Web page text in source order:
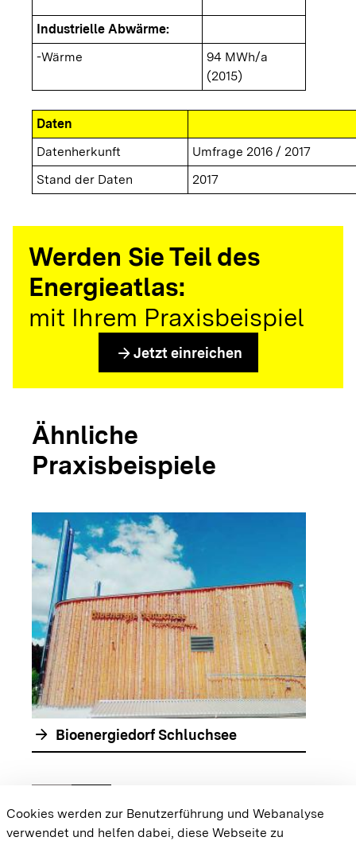
Industrielle Abwärme:
-Wärme
94 MWh/a
(2015)
Daten
Datenherkunft
Umfrage 2016 / 2017
Stand der Daten
2017
Werden Sie Teil des
Energieatlas:
mit Ihrem Praxisbeispiel
arrow_forward Jetzt einreichen
Ähnliche
Praxisbeispiele
arrow_forward Bioenergiedorf Schluchsee
Zur vorhergehenden Folie springen
chevron_rightZur nächsten Folie springen
Cookies werden zur Benutzerführung und Webanalyse
verwendet und helfen dabei, diese Webseite zu